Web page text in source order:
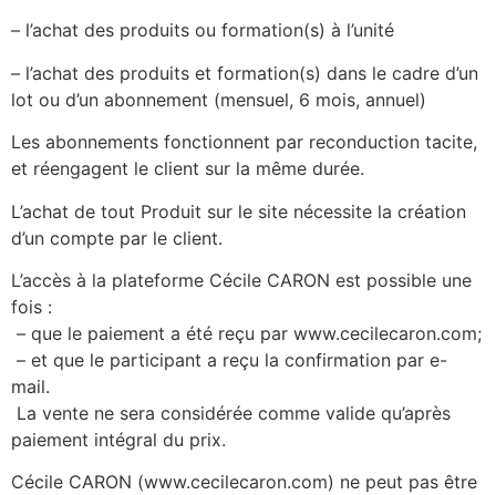
– l’achat des produits ou formation(s) à l’unité
– l’achat des produits et formation(s) dans le cadre d’un
lot ou d’un abonnement (mensuel, 6 mois, annuel)
Les abonnements fonctionnent par reconduction tacite,
et réengagent le client sur la même durée.
L’achat de tout Produit sur le site nécessite la création
d’un compte par le client.
L’accès à la plateforme Cécile CARON est possible une
fois :
– que le paiement a été reçu par www.cecilecaron.com;
– et que le participant a reçu la confirmation par e-
mail.
La vente ne sera considérée comme valide qu’après
paiement intégral du prix.
Cécile CARON (www.cecilecaron.com) ne peut pas être